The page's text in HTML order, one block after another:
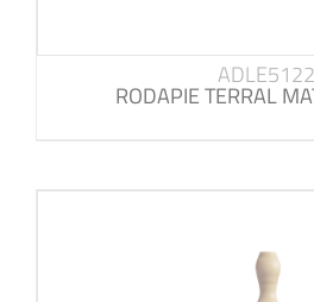
ADLE5122
RODAPIE TERRAL